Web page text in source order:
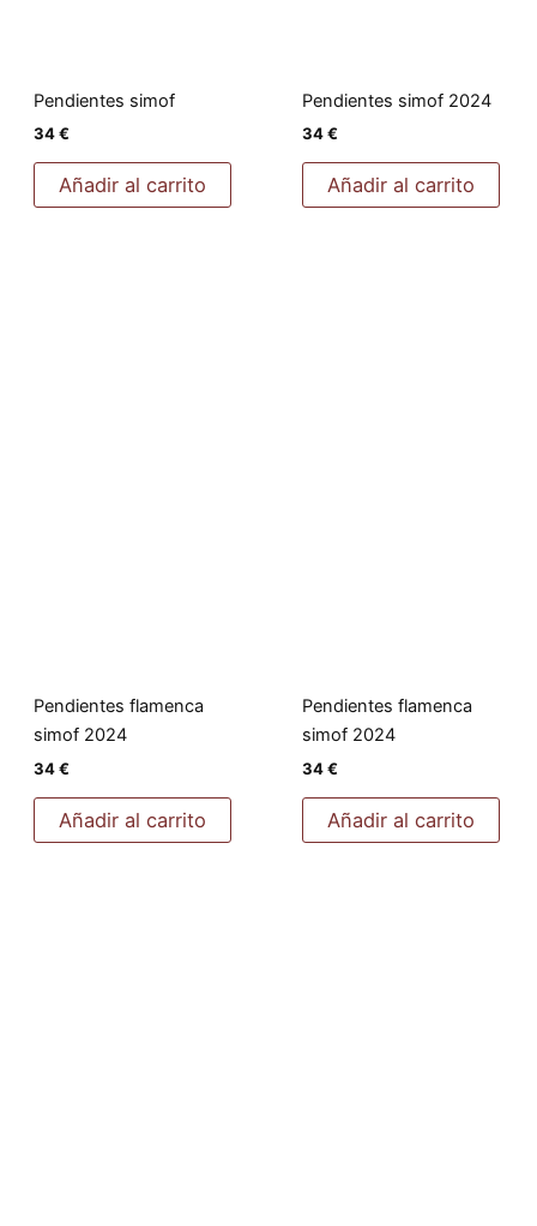
Pendientes simof
34€
Añadir al carrito
Pendientes simof 2024
34€
Añadir al carrito
Pendientes flamenca
simof 2024
34€
Añadir al carrito
Pendientes flamenca
simof 2024
34€
Añadir al carrito